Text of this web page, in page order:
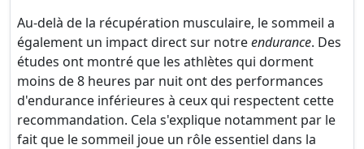
Au-delà de la récupération musculaire, le sommeil a
également un impact direct sur notreendurance. Des
études ont montré que les athlètes qui dorment
moins de 8 heures par nuit ont des performances
d'endurance inférieures à ceux qui respectent cette
recommandation. Cela s'explique notamment par le
fait que le sommeil joue un rôle essentiel dans la